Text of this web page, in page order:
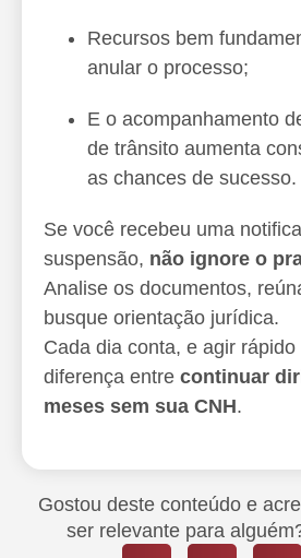
Gostou deste conteúdo e
ser relevante para
Recursos bem
anular o processo;
E o acompanhamento
de trânsito aumenta
as chances de sucesso.
Se você recebeu uma
suspensão, não ignore o
Analise os documentos,
busque orientação jurídica.
Cada dia conta, e agir
diferença entre continuar
meses sem sua CNH.